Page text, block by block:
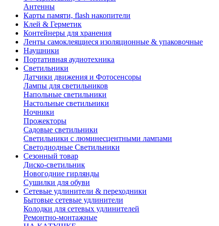
Антенны
Карты памяти, flash накопители
Клей & Герметик
Контейнеры для хранения
Ленты самоклеящиеся изоляционные & упаковочные
Наушники
Портативная аудиотехника
Светильники
Датчики движения и Фотосенсоры
Лампы для светильников
Напольные светильники
Настольные светильники
Ночники
Прожекторы
Садовые светильники
Светильники с люминесцентными лампами
Светодиодные Светильники
Сезонный товар
Диско-светильник
Новогодние гирлянды
Сушилки для обуви
Сетевые удлинители & переходники
Бытовые сетевые удлинители
Колодки для сетевых удлинителей
Ремонтно-монтажные